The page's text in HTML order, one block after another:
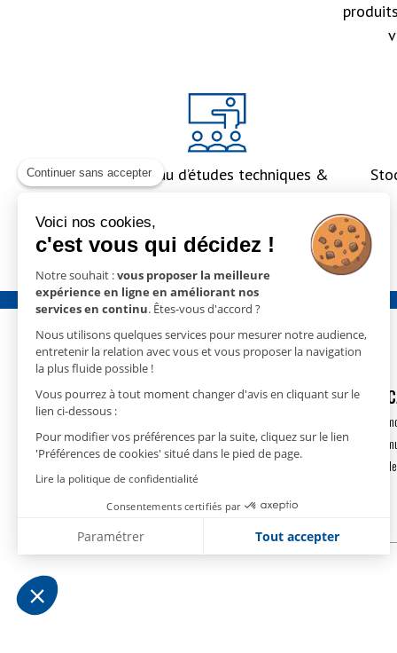
Continuer sans accepter
Voici nos cookies,
c'est vous qui décidez !
Notre souhait :vous proposer la meilleure
expérience en ligne en améliorant nos
services en continu. Êtes-vous d'accord ?
Nous utilisons quelques services pour mesurer notre audience,
entretenir la relation avec vous et vous proposer la navigation
la plus fluide possible !
Vous pourrez à tout moment changer d'avis en cliquant sur le
lien ci-dessous :
Pour modifier vos préférences par la suite, cliquez sur le lien
'Préférences de cookies' situé dans le pied de page.
Lire la politique de confidentialité
Consentements certifiés par
Paramétrer Tout accepter
Notre plateforme vous permet d'adapter et de gérer
Un bureau d’études techniques &
GECO- 15 rue Nicolas Cugnot
67410 DRUSENHEIM
T.+33(0)3 88 18 11 18
contact@geco.fr
Déshumidification
Déshumidification
Déshumidification